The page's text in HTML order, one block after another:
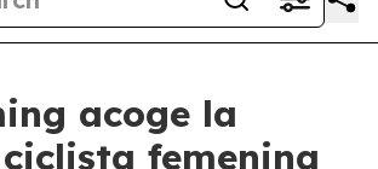
acoge la
femenina